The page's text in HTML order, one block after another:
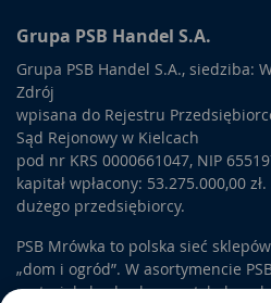
Grupa PSB Handel S.A.
Grupa PSB Handel S.A., siedziba:
Zdrój
wpisana do Rejestru
Sąd Rejonowy w Kielcach
pod nr KRS 0000661047, NIP
kapitał wpłacony: 53.275.000,00
dużego przedsiębiorcy.
PSB Mrówka to polska sieć
„dom i ogród”. W asortymencie
materiały budowlane, artykuły